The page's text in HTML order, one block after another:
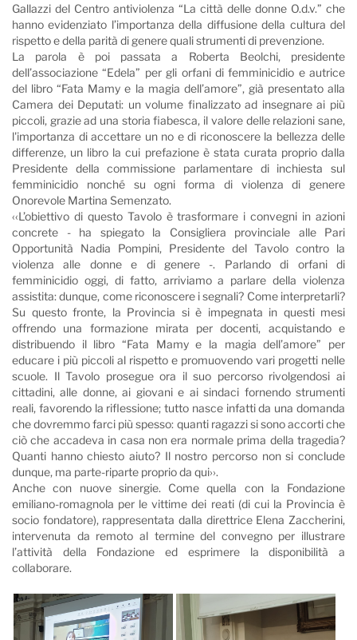
Gallazzi del Centro antiviolenza “La città delle donne O.d.v.” che
hanno evidenziato l’importanza della diffusione della cultura del
rispetto e della parità di genere quali strumenti di prevenzione.
La parola è poi passata a Roberta Beolchi, presidente
dell’associazione “Edela” per gli orfani di femminicidio e autrice
del libro “Fata Mamy e la magia dell’amore”, già presentato alla
Camera dei Deputati: un volume finalizzato ad insegnare ai più
piccoli, grazie ad una storia fiabesca, il valore delle relazioni sane,
l'importanza di accettare un no e di riconoscere la bellezza delle
differenze, un libro la cui prefazione è stata curata proprio dalla
Presidente della commissione parlamentare di inchiesta sul
femminicidio nonché su ogni forma di violenza di genere
Onorevole Martina Semenzato.
‹‹L’obiettivo di questo Tavolo è trasformare i convegni in azioni
concrete - ha spiegato la Consigliera provinciale alle Pari
Opportunità Nadia Pompini, Presidente del Tavolo contro la
violenza alle donne e di genere -. Parlando di orfani di
femminicidio oggi, di fatto, arriviamo a parlare della violenza
assistita: dunque, come riconoscere i segnali? Come interpretarli?
Su questo fronte, la Provincia si è impegnata in questi mesi
offrendo una formazione mirata per docenti, acquistando e
distribuendo il libro “Fata Mamy e la magia dell’amore” per
educare i più piccoli al rispetto e promuovendo vari progetti nelle
scuole. Il Tavolo prosegue ora il suo percorso rivolgendosi ai
cittadini, alle donne, ai giovani e ai sindaci fornendo strumenti
reali, favorendo la riflessione; tutto nasce infatti da una domanda
che dovremmo farci più spesso: quanti ragazzi si sono accorti che
ciò che accadeva in casa non era normale prima della tragedia?
Quanti hanno chiesto aiuto? Il nostro percorso non si conclude
dunque, ma parte-riparte proprio da qui››.
Anche con nuove sinergie. Come quella con la Fondazione
emiliano-romagnola per le vittime dei reati (di cui la Provincia è
socio fondatore), rappresentata dalla direttrice Elena Zaccherini,
intervenuta da remoto al termine del convegno per illustrare
l’attività della Fondazione ed esprimere la disponibilità a
collaborare.